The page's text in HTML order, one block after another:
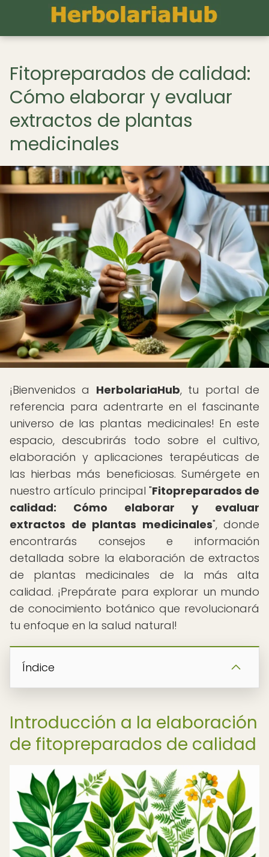
Fitopreparados de calidad:
Cómo elaborar y evaluar
extractos de plantas
medicinales
¡Bienvenidos a HerbolariaHub, tu portal de
referencia para adentrarte en el fascinante
universo de las plantas medicinales! En este
espacio, descubrirás todo sobre el cultivo,
elaboración y aplicaciones terapéuticas de
las hierbas más beneficiosas. Sumérgete en
nuestro artículo principal "Fitopreparados de
calidad: Cómo elaborar y evaluar
extractos de plantas medicinales", donde
encontrarás consejos e información
detallada sobre la elaboración de extractos
de plantas medicinales de la más alta
calidad. ¡Prepárate para explorar un mundo
de conocimiento botánico que revolucionará
tu enfoque en la salud natural!
Índice
Introducción a la elaboración
de fitopreparados de calidad